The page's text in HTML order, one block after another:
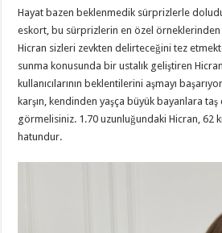
Hayat bazen beklenmedik sürprizlerle
eskort, bu sürprizlerin en özel
Hicran sizleri zevkten delirteceğini tez
sunma konusunda bir ustalık geliştiren
kullanıcılarının beklentilerini aşmayı
karşın, kendinden yaşça büyük bayanlara taş
görmelisiniz. 1.70 uzunluğundaki Hicran, 62
hatundur.